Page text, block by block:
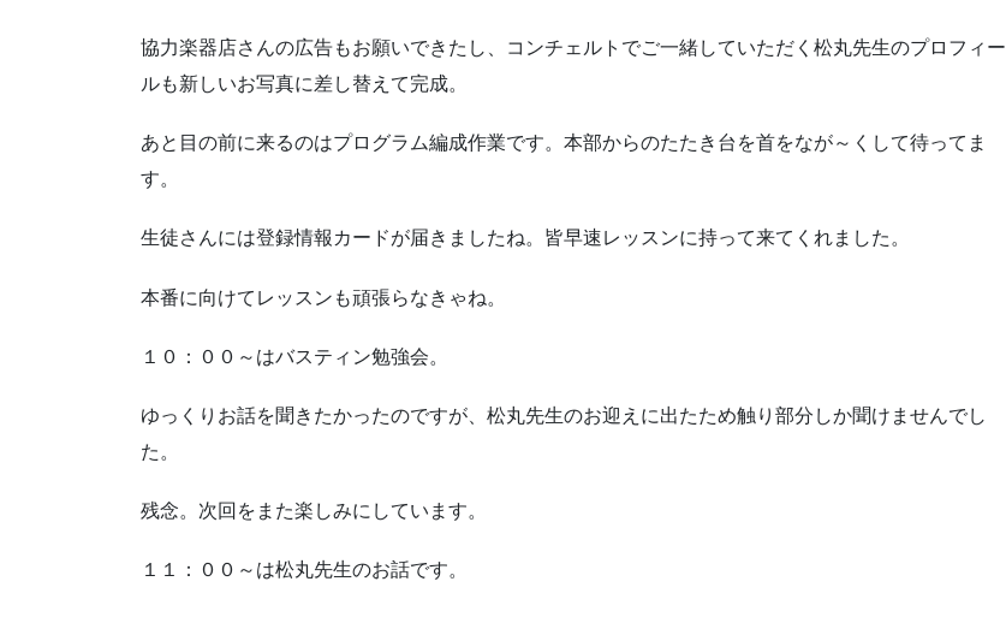
協力楽器店さんの広告もお願いできたし、コンチェルトでご一緒していただく松丸先生のプロフィー
ルも新しいお写真に差し替えて完成。
あと目の前に来るのはプログラム編成作業です。本部からのたたき台を首をなが～くして待ってま
す。
生徒さんには登録情報カードが届きましたね。皆早速レッスンに持って来てくれました。
本番に向けてレッスンも頑張らなきゃね。
１０：００～はバスティン勉強会。
ゆっくりお話を聞きたかったのですが、松丸先生のお迎えに出たため触り部分しか聞けませんでし
た。
残念。次回をまた楽しみにしています。
１１：００～は松丸先生のお話です。